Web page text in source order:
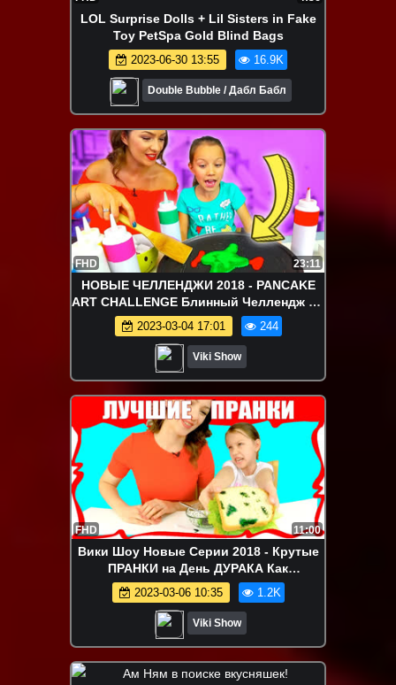
LOL Surprise Dolls + Lil Sisters in Fake
Toy PetSpa Gold Blind Bags
2023-06-30 13:55 16.9K
Double Bubble / Дабл Бабл
FHD 23:11
НОВЫЕ ЧЕЛЛЕНДЖИ 2018 - PANCAKE
ART CHALLENGE Блинный Челлендж На
ДЕНЬ ПОБЕДЫ 9 Мая Вика против
Мамы /// Вики Шоу
2023-03-04 17:01 244
Viki Show
FHD 11:00
Вики Шоу Новые Серии 2018 - Крутые
ПРАНКИ на День ДУРАКА Как
РАЗЫГРАТЬ Своих Друзей и
Одноклассников / Вики Шоу
2023-03-06 10:35 1.2K
Viki Show